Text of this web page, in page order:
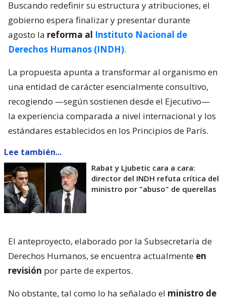
Buscando redefinir su estructura y atribuciones, el
gobierno espera finalizar y presentar durante
agosto la reforma al Instituto Nacional de
Derechos Humanos (INDH).
La propuesta apunta a transformar al organismo en
una entidad de carácter esencialmente consultivo,
recogiendo —según sostienen desde el Ejecutivo—
la experiencia comparada a nivel internacional y los
estándares establecidos en los Principios de París.
Lee también...
Rabat y Ljubetic cara a cara:
director del INDH refuta crítica del
ministro por "abuso" de querellas
El anteproyecto, elaborado por la Subsecretaría de
Derechos Humanos, se encuentra actualmente en
revisión por parte de expertos.
No obstante, tal como lo ha señalado el ministro de